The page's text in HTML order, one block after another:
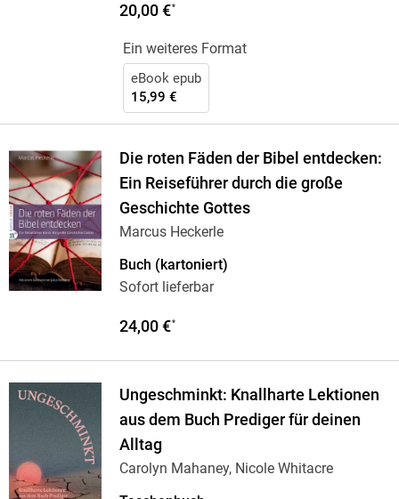
20,00 €*
Ein weiteres Format
eBook epub
15,99 €
Die roten Fäden der Bibel entdecken:
Ein Reiseführer durch die große
Geschichte Gottes
Marcus Heckerle
Buch (kartoniert)
Sofort lieferbar
24,00 €*
Ungeschminkt: Knallharte Lektionen
aus dem Buch Prediger für deinen
Alltag
Carolyn Mahaney, Nicole Whitacre